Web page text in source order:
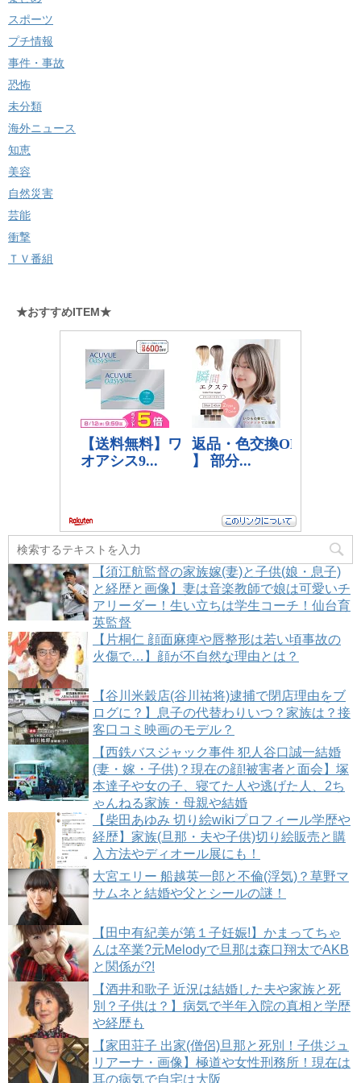
スポーツ
プチ情報
事件・事故
恐怖
未分類
海外ニュース
知恵
美容
自然災害
芸能
衝撃
ＴＶ番組
★おすすめITEM★
【須江航監督の家族嫁(妻)と子供(娘・息子)
と経歴と画像】妻は音楽教師で娘は可愛いチ
アリーダー！生い立ちは学生コーチ！仙台育
英監督
【片桐仁 顔面麻痺や唇整形は若い頃事故の
火傷で…】顔が不自然な理由とは？
【谷川米穀店(谷川祐将)逮捕で閉店理由をブ
ログに？】息子の代替わりいつ？家族は？接
客口コミ映画のモデル？
【西鉄バスジャック事件 犯人谷口誠一結婚
(妻・嫁・子供)？現在の顔!被害者と面会】塚
本達子や女の子、寝てた人や逃げた人、2ち
ゃんねる家族・母親や結婚
【柴田あゆみ 切り絵wikiプロフィール学歴や
経歴】家族(旦那・夫や子供)切り絵販売と購
入方法やディオール展にも！
大宮エリー 船越英一郎と不倫(浮気)？草野マ
サムネと結婚や父とシールの謎！
【田中有紀美が第１子妊娠!】かまってちゃ
んは卒業?元Melodyで旦那は森口翔太でAKB
と関係が?!
【酒井和歌子 近況は結婚した夫や家族と死
別？子供は？】病気で半年入院の真相と学歴
や経歴も
【家田荘子 出家(僧侶)旦那と死別！子供ジュ
リアーナ・画像】極道や女性刑務所！現在は
耳の病気で自宅は大阪